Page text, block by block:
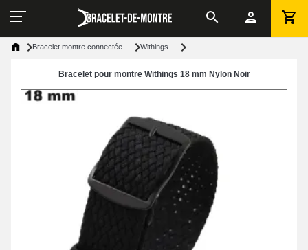
Bracelet montre connectée Withings
Bracelet pour montre Withings 18 mm Nylon Noir